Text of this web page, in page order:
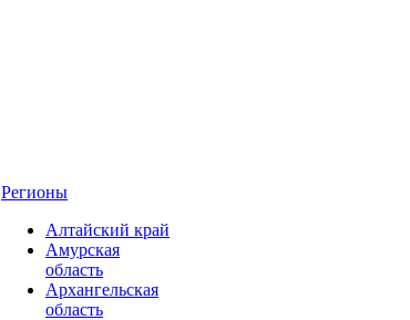
Регионы
Алтайский край
Амурская
область
Архангельская
область